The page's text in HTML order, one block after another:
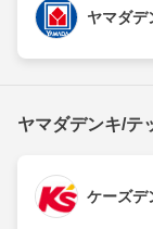
ヤマダ
ヤマダデンキ/テ
ケーズデ